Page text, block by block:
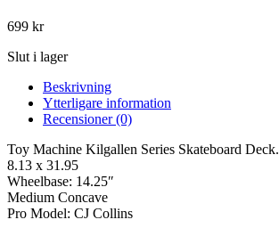
699 kr
Slut i lager
Beskrivning
Ytterligare information
Recensioner (0)
Toy Machine Kilgallen Series Skateboard Deck.
8.13 x 31.95
Wheelbase: 14.25″
Medium Concave
Pro Model: CJ Collins